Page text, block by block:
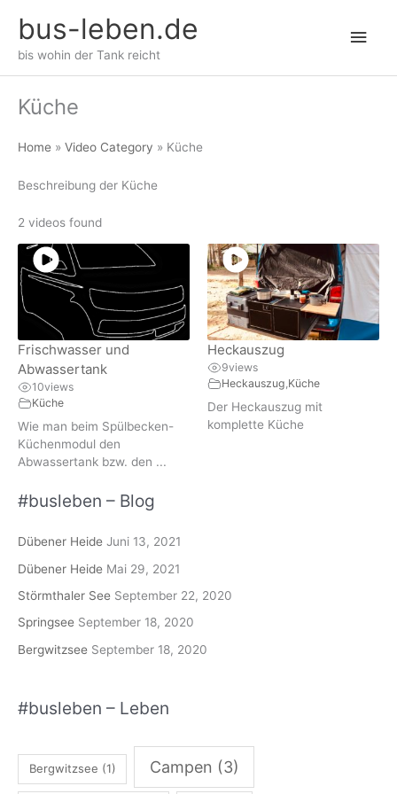
bus-leben.de
bis wohin der Tank reicht
Küche
Home » Video Category » Küche
Beschreibung der Küche
2 videos found
Frischwasser und
Abwassertank
10views
Küche
Wie man beim Spülbecken-
Küchenmodul den
Abwassertank bzw. den ...
Heckauszug
9views
Heckauszug Küche
Der Heckauszug mit
komplette Küche
#busleben – Blog
Dübener Heide Juni 13, 2021
Dübener Heide Mai 29, 2021
Störmthaler See September 22, 2020
Springsee September 18, 2020
Bergwitzsee September 18, 2020
#busleben – Leben
Bergwitzsee (1) Campen (3)